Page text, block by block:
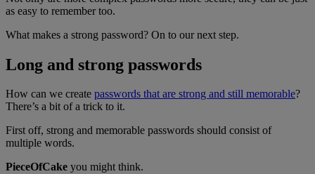
as easy to remember too.
What makes a strong password? On to our next step.
Long and strong passwords
How can we create passwords that are strong and still memorable?
There’s a bit of a trick to it.
First off, strong and memorable passwords should consist of
multiple words.
PieceOfCake you might think.